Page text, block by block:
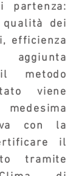
partenza:
dei
efficienza
metodo
viene
con la
il
tramite